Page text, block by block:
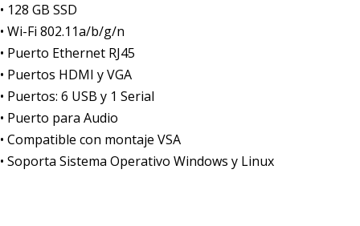
• 128 GB SSD
• Wi-Fi 802.11a/b/g/n
• Puerto Ethernet RJ45
• Puertos HDMI y VGA
• Puertos: 6 USB y 1 Serial
• Puerto para Audio
• Compatible con montaje VSA
• Soporta Sistema Operativo Windows y Linux